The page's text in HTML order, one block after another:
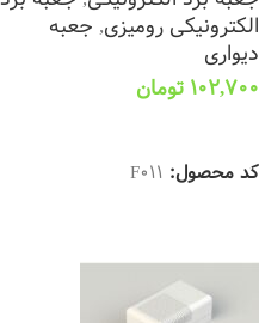
الکترونیکی رومیزی, جعبه
دیواری
102,700 تومان
کد محصول: F011